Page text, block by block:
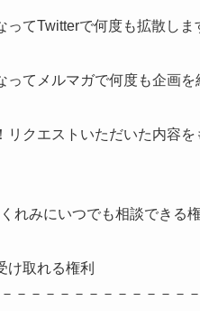
ってTwitterで何度も拡散しま
ってメルマガで何度も企画を
リクエストいただいた内容
れみにいつでも相談できる
け取れる権利
－－－－－－－－－－－－